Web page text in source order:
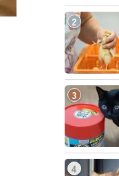
2
3
4